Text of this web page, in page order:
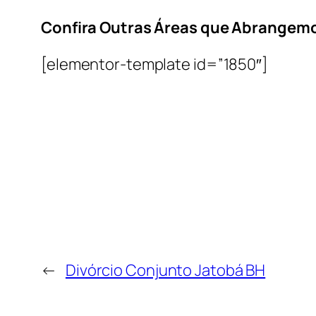
Confira Outras Áreas que
[elementor-template id=”1850″]
← Divórcio Conjunto Jatobá BH